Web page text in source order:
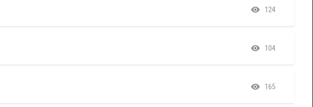
124
104
165